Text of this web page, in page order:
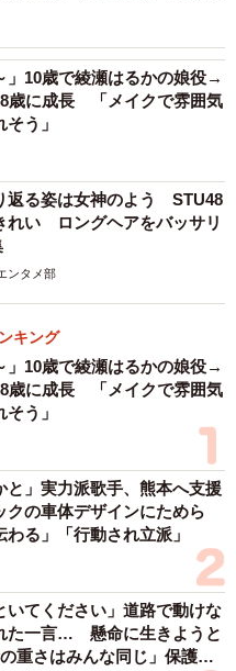
」10歳で綾瀬はるかの娘役→
歳に成長 「メイクで雰囲気
う」
返る姿は女神のよう STU48
れい ロングヘアをバッサリ
ンタメ部
キング
」10歳で綾瀬はるかの娘役→
歳に成長 「メイクで雰囲気
う」
と」実力派歌手、熊本へ支援
の車体デザインにためら
る」「行動され立派」
いてください」道路で動けな
た一言… 懸命に生きようと
重さはみんな同じ」保護団